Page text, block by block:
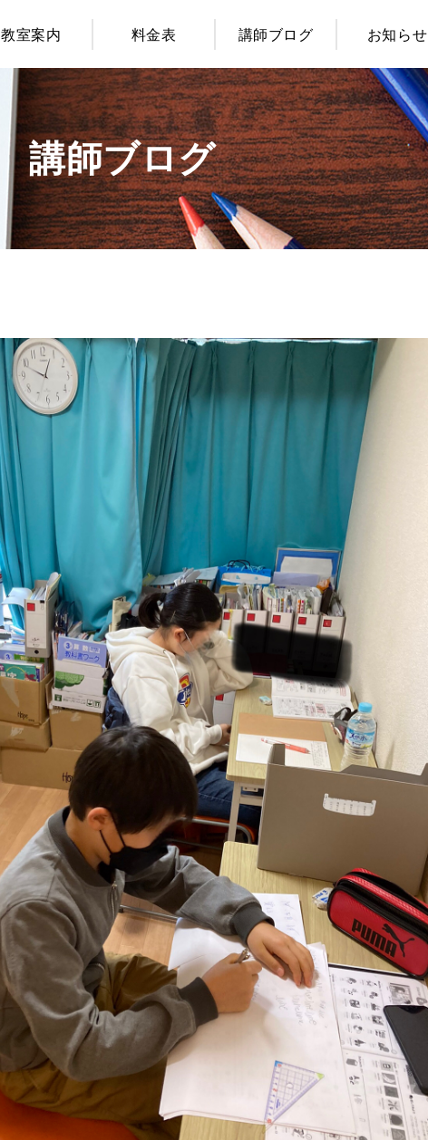
教室案内 料金表 講師ブログ お知らせ
講師ブログ